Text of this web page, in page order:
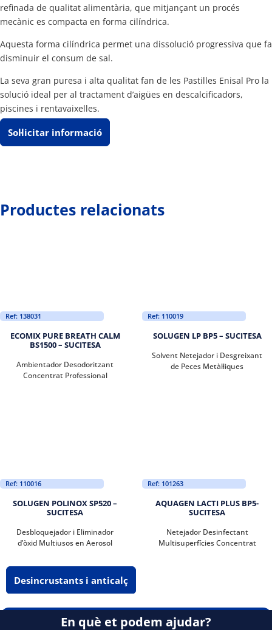
refinada de qualitat alimentària, que mitjançant un procés
mecànic es compacta en forma cilíndrica.
Aquesta forma cilíndrica permet una dissolució progressiva que fa
disminuir el consum de sal.
La seva gran puresa i alta qualitat fan de les Pastilles Enisal Pro la
solució ideal per al tractament d’aigües en descalcificadors,
piscines i rentavaixelles.
Sol·licitar informació
Productes relacionats
Ref: 138031
ECOMIX PURE BREATH CALM
BS1500 – SUCITESA
Ambientador Desodoritzant
Concentrat Professional
Ref: 110019
SOLUGEN LP BP5 – SUCITESA
Solvent Netejador i Desgreixant
de Peces Metàl·liques
Ref: 110016
SOLUGEN POLINOX SP520 –
SUCITESA
Desbloquejador i Eliminador
d’òxid Multiusos en Aerosol
Ref: 101263
AQUAGEN LACTI PLUS BP5-
SUCITESA
Netejador Desinfectant
Multisuperfícies Concentrat
Desincrustants i anticalç
En què et podem ajudar?